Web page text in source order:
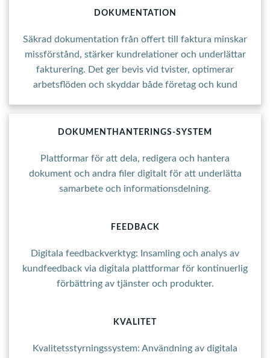
DOKUMENTATION
Säkrad dokumentation från offert till faktura minskar
missförstånd, stärker kundrelationer och underlättar
fakturering. Det ger bevis vid tvister, optimerar
arbetsflöden och skyddar både företag och kund
DOKUMENTHANTERINGS-SYSTEM
Plattformar för att dela, redigera och hantera
dokument och andra filer digitalt för att underlätta
samarbete och informationsdelning.
FEEDBACK
Digitala feedbackverktyg: Insamling och analys av
kundfeedback via digitala plattformar för kontinuerlig
förbättring av tjänster och produkter.
KVALITET
Kvalitetsstyrningssystem: Användning av digitala